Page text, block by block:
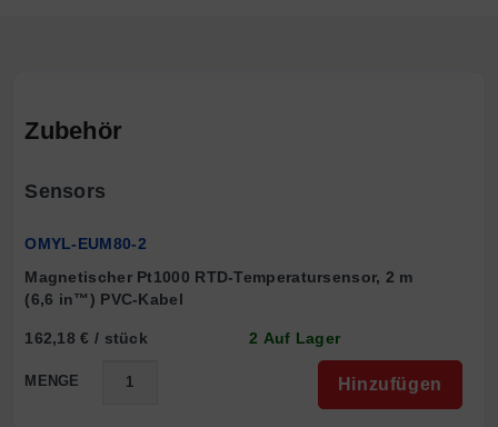
Zubehör
Sensors
OMYL-EUM80-2
Magnetischer Pt1000 RTD-Temperatursensor, 2 m
(6,6 in™) PVC-Kabel
162,18 € / stück 2 Auf Lager
MENGE Hinzufügen